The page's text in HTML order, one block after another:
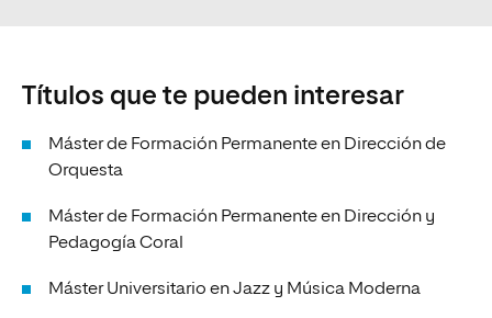
Títulos que te pueden interesar
Máster de Formación Permanente en Dirección de
Orquesta
Máster de Formación Permanente en Dirección y
Pedagogía Coral
Máster Universitario en Jazz y Música Moderna